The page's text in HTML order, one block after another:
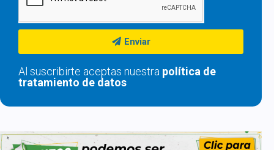
Enviar
Al suscribirte aceptas nuestra política de
tratamiento de datos